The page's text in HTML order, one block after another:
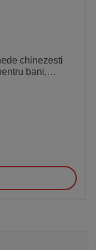
chinezesti
bani,